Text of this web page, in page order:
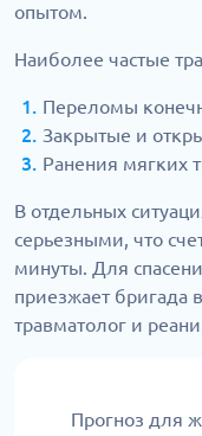
опытом.
Наиболее частые
Переломы
Закрытые и
Ранения мягких
В отдельных
серьезными, что
минуты. Для
приезжает бригада
травматолог и
Прогноз для